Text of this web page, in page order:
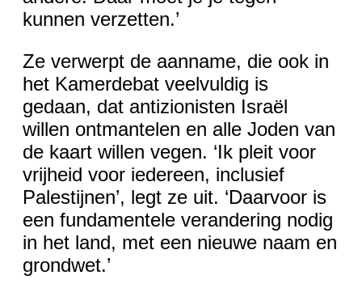
kunnen verzetten.’
Ze verwerpt de aanname, die ook in
het Kamerdebat veelvuldig is
gedaan, dat antizionisten Israël
willen ontmantelen en alle Joden van
de kaart willen vegen. ‘Ik pleit voor
vrijheid voor iedereen, inclusief
Palestijnen’, legt ze uit. ‘Daarvoor is
een fundamentele verandering nodig
in het land, met een nieuwe naam en
grondwet.’